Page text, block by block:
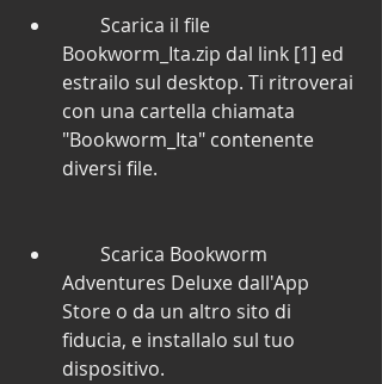
Bookworm_Ita.zip dal link [1] ed
estrailo sul desktop. Ti ritroverai
con una cartella chiamata
"Bookworm_Ita" contenente
diversi file.
Adventures Deluxe dall'App
Store o da un altro sito di
fiducia, e installalo sul tuo
dispositivo.